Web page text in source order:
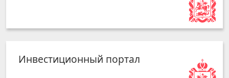
Инвестиционный портал